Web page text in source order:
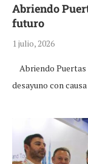
Abriendo
futuro
1 julio, 2026
Abriendo Puertas
desayuno con